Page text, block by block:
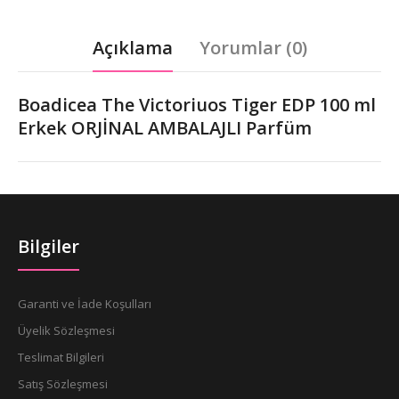
Açıklama Yorumlar (0)
Boadicea The Victoriuos Tiger EDP 100 ml
Erkek ORJİNAL AMBALAJLI Parfüm
Bilgiler
Garanti ve İade Koşulları
Üyelik Sözleşmesi
Teslimat Bilgileri
Satış Sözleşmesi